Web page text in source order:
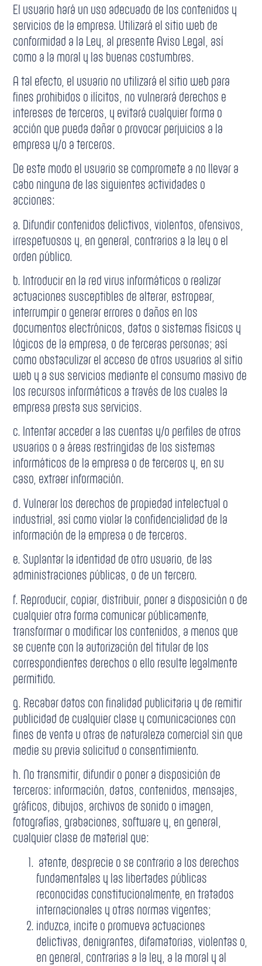
El usuario hará un uso adecuado de los contenidos y
servicios de la empresa. Utilizará el sitio web de
conformidad a la Ley, al presente Aviso Legal, así
como a la moral y las buenas costumbres.
A tal efecto, el usuario no utilizará el sitio web para
fines prohibidos o ilícitos, no vulnerará derechos e
intereses de terceros, y evitará cualquier forma o
acción que pueda dañar o provocar perjuicios a la
empresa y/o a terceros.
De este modo el usuario se compromete a no llevar a
cabo ninguna de las siguientes actividades o
acciones:
a. Difundir contenidos delictivos, violentos, ofensivos,
irrespetuosos y, en general, contrarios a la ley o el
orden público.
b. Introducir en la red virus informáticos o realizar
actuaciones susceptibles de alterar, estropear,
interrumpir o generar errores o daños en los
documentos electrónicos, datos o sistemas físicos y
lógicos de la empresa, o de terceras personas; así
como obstaculizar el acceso de otros usuarios al sitio
web y a sus servicios mediante el consumo masivo de
los recursos informáticos a través de los cuales la
empresa presta sus servicios.
c. Intentar acceder a las cuentas y/o perfiles de otros
usuarios o a áreas restringidas de los sistemas
informáticos de la empresa o de terceros y, en su
caso, extraer información.
d. Vulnerar los derechos de propiedad intelectual o
industrial, así como violar la confidencialidad de la
información de la empresa o de terceros.
e. Suplantar la identidad de otro usuario, de las
administraciones públicas, o de un tercero.
f. Reproducir, copiar, distribuir, poner a disposición o de
cualquier otra forma comunicar públicamente,
transformar o modificar los contenidos, a menos que
se cuente con la autorización del titular de los
correspondientes derechos o ello resulte legalmente
permitido.
g. Recabar datos con finalidad publicitaria y de remitir
publicidad de cualquier clase y comunicaciones con
fines de venta u otras de naturaleza comercial sin que
medie su previa solicitud o consentimiento.
h. No transmitir, difundir o poner a disposición de
terceros: información, datos, contenidos, mensajes,
gráficos, dibujos, archivos de sonido o imagen,
fotografías, grabaciones, software y, en general,
cualquier clase de material que:
atente, desprecie o se contrario a los derechos
fundamentales y las libertades públicas
reconocidas constitucionalmente, en tratados
internacionales y otras normas vigentes;
induzca, incite o promueva actuaciones
delictivas, denigrantes, difamatorias, violentas o,
en general, contrarias a la ley, a la moral y al